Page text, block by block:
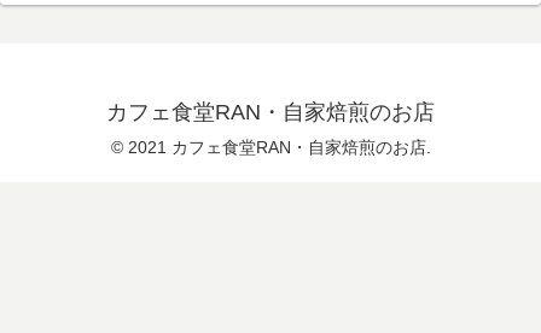
カフェ食堂RAN・自家焙煎のお店
© 2021 カフェ食堂RAN・自家焙煎のお店.